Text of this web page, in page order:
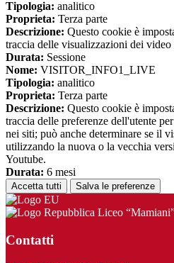
Tipologia: analitico
Proprieta: Terza parte
Descrizione: Questo cookie è
traccia delle visualizzazioni dei
Durata: Sessione
Nome: VISITOR_INFO1_LIVE
Tipologia: analitico
Proprieta: Terza parte
Descrizione: Questo cookie è
traccia delle preferenze dell'utente
nei siti; può anche determinare se il
utilizzando la nuova o la vecchia
Youtube.
Durata: 6 mesi
Accetta tutti Salva le preferenze
Liceo
Contatti